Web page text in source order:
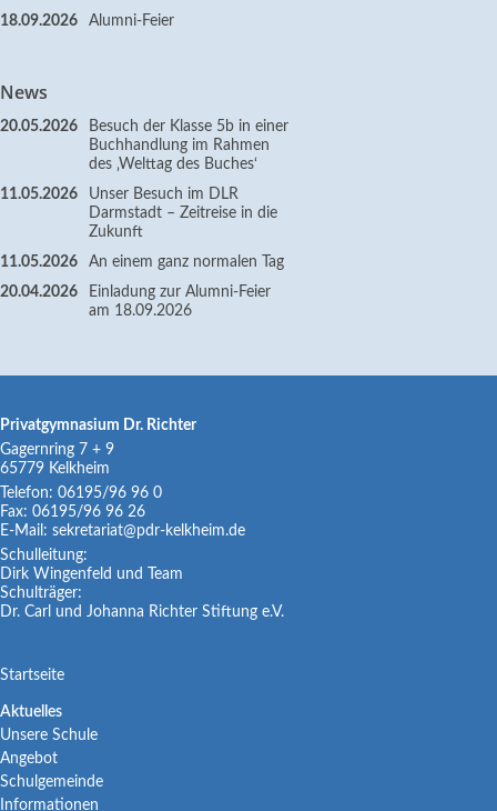
18.09.2026 Alumni-Feier
News
20.05.2026
Besuch der Klasse 5b in einer
Buchhandlung im Rahmen
des ‚Welttag des Buches‘
11.05.2026
Unser Besuch im DLR
Darmstadt – Zeitreise in die
Zukunft
11.05.2026
An einem ganz normalen Tag
20.04.2026
Einladung zur Alumni-Feier
am 18.09.2026
Privatgymnasium Dr. Richter
Gagernring 7 + 9
65779 Kelkheim
Telefon: 06195/96 96 0
Fax: 06195/96 96 26
E-Mail: sekretariat@pdr-kelkheim.de
Schulleitung:
Dirk Wingenfeld und Team
Schulträger:
Dr. Carl und Johanna Richter Stiftung e.V.
Navigation
Startseite
Navigation
überspringen
Aktuelles
Unsere Schule
Angebot
Schulgemeinde
Informationen